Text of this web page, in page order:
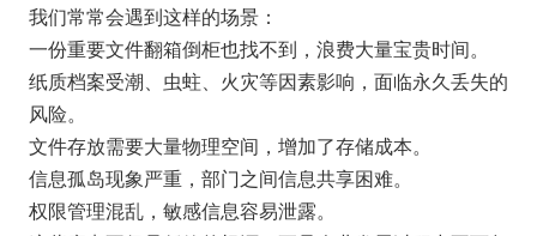
我们常常会遇到这样的场景：
一份重要文件翻箱倒柜也找不到，浪费大量宝贵时间。
纸质档案受潮、虫蛀、火灾等因素影响，面临永久丢失的
风险。
文件存放需要大量物理空间，增加了存储成本。
信息孤岛现象严重，部门之间信息共享困难。
权限管理混乱，敏感信息容易泄露。